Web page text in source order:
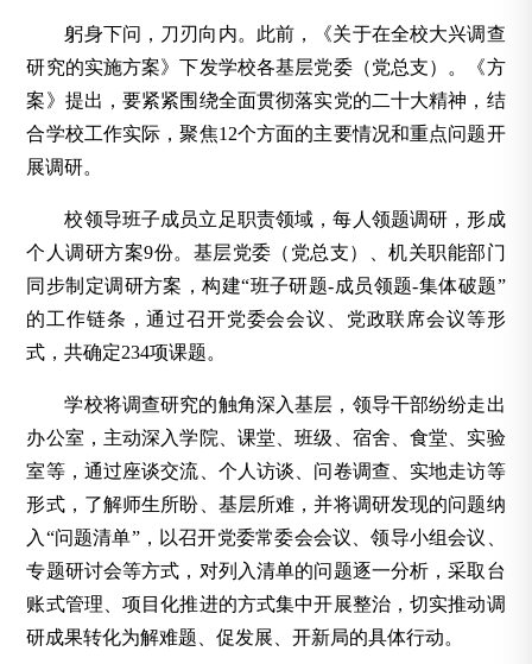
躬身下问，刀刃向内。此前，《关于在全校大兴调查
研究的实施方案》下发学校各基层党委（党总支）。《方
案》提出，要紧紧围绕全面贯彻落实党的二十大精神，结
合学校工作实际，聚焦12个方面的主要情况和重点问题开
展调研。
校领导班子成员立足职责领域，每人领题调研，形成
个人调研方案9份。基层党委（党总支）、机关职能部门
同步制定调研方案，构建“班子研题-成员领题-集体破题”
的工作链条，通过召开党委会会议、党政联席会议等形
式，共确定234项课题。
学校将调查研究的触角深入基层，领导干部纷纷走出
办公室，主动深入学院、课堂、班级、宿舍、食堂、实验
室等，通过座谈交流、个人访谈、问卷调查、实地走访等
形式，了解师生所盼、基层所难，并将调研发现的问题纳
入“问题清单”，以召开党委常委会会议、领导小组会议、
专题研讨会等方式，对列入清单的问题逐一分析，采取台
账式管理、项目化推进的方式集中开展整治，切实推动调
研成果转化为解难题、促发展、开新局的具体行动。